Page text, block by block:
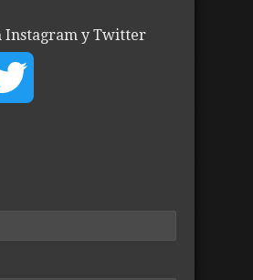
Instagram y Twitter